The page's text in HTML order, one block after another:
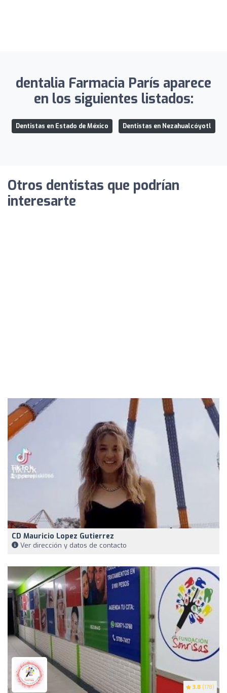
dentalia Farmacia París aparece
en los siguientes listados:
Dentistas en Estado de México Dentistas en Nezahualcóyotl
Otros dentistas que podrían
interesarte
CD Mauricio Lopez Gutierrez
Ver dirección y datos de contacto
3.8 (178)